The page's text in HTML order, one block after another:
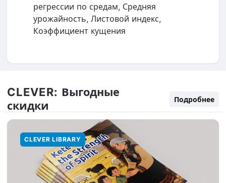
регрессии по средам, Средняя
урожайность, Листовой индекс,
Коэффициент кущения
CLEVER: Выгодные
скидки
Подробнее
CLEVER LIBRARY